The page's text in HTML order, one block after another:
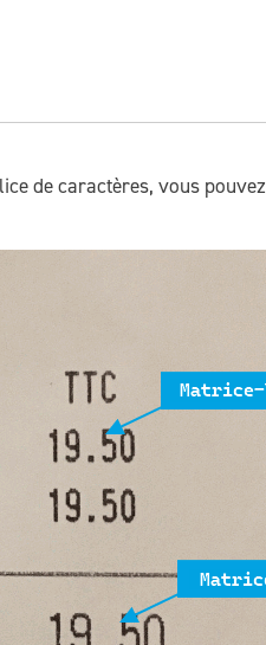
de caractères, vous pouvez